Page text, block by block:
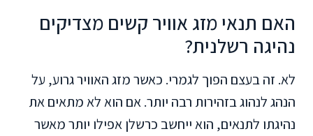
האם תנאי מזג אוויר קשים מצדיקים
נהיגה רשלנית?
לא. זה בעצם הפוך לגמרי. כאשר מזג האוויר גרוע, על
הנהג לנהוג בזהירות רבה יותר. אם הוא לא מתאים את
נהיגתו לתנאים, הוא ייחשב כרשלן אפילו יותר מאשר